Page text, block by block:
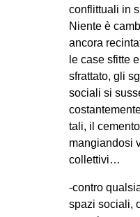
conflittuali in
Niente è
ancora
le case sfitte
sfrattato, gli
sociali si
tali, il
mangiandosi
collettivi…
-contro
spazi sociali,